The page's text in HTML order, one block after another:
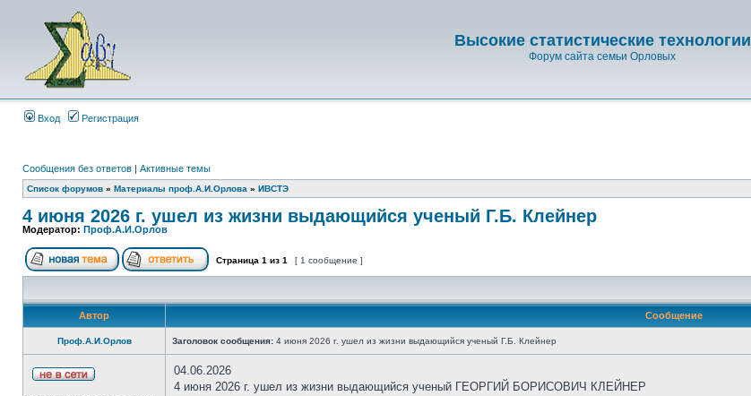
Высокие статистические технологии
Форум сайта семьи Орловых
Вход Регистрация
Сообщения без ответов | Активные темы
Список форумов » Материалы проф.А.И.Орлова » ИВСТЭ
4 июня 2026 г. ушел из жизни выдающийся ученый Г.Б. Клейнер
Модератор: Проф.А.И.Орлов
Страница 1 из 1 [ 1 сообщение ]
Автор Сообщение
Проф.А.И.Орлов Заголовок сообщения: 4 июня 2026 г. ушел из жизни выдающийся ученый Г.Б. Клейнер
04.06.2026
4 июня 2026 г. ушел из жизни выдающийся ученый ГЕОРГИЙ БОРИСОВИЧ КЛЕЙНЕР